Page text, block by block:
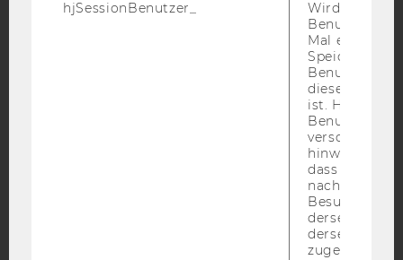
Facebook Blog
Bluesky
BARRIEREFREIHEITSERKLÄRUNG WEBSEITE
hjSessionBenutzer_
Wird gesetzt,
Benutzer
Mal eine
Speichert die
Benutzer-ID,
diese Seite
ist. Hotjar
Benutzer
verschiedene
hinweg.Stellt
dass Daten
Besuchen auf
derselben
derselben
zugeordnet